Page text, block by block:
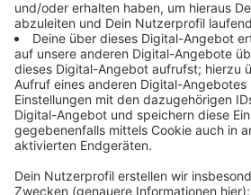
herauszugeben, was er wohl auch
Tatverdächtigen wohl über die
Richtung Hauptbahnhof davon.
etwa 1,80 bis 1,85 groß sein,
schwarzhaarig, er trug wohl eine
Weste, darunter ein braunes
wohl blonde, kurze Haare, er trug
und hatte eine Kette um. Wer
meldet sich bitte bei der Bonner